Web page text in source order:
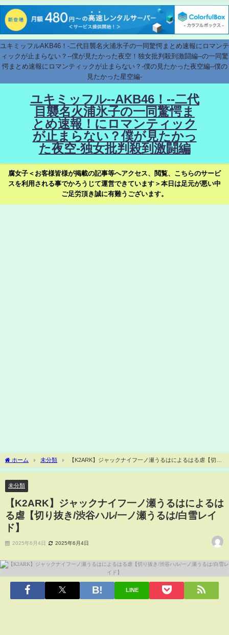
ユキミッフルAKB46！-二代目襲名火浦氷子の一同驚愕まとめ速報にロマンテ
ィックが止まらない？--僕が見たかった夜空！独女批判殺到激闘編--の一同驚
愕まとめ速報にロマンティックが止まらない？-僕の見たかった夜空編--僕の
見たかった星空編-
ユキミッフル--AKB46！--二代
目襲名火浦氷子の一同驚愕ま
とめ速報！にロマンティック
が止まらない？僕が見たかっ
た夜空-独女批判殺到激闘編
腐女子＜お客様皆様が掲載の記事等へアクセス、閲覧、こちらのサービ
スを利用される事でかろうじて運営できています＞本日は足元が悪い中
ご足労頂き誠に有難うございます。
ホーム 未分類
【K2ARK】ジャックナイフ一ノ瀬うるはによるはる虐【切り
抜き/渋谷ハル/一ノ瀬うるは/白雪レイド】
未分類
【K2ARK】ジャックナイフ一ノ瀬うるはによるは
る虐【切り抜き/渋谷ハル/一ノ瀬うるは/白雪レイ
ド】
2025年6月4日 2025年6月4日
LINE